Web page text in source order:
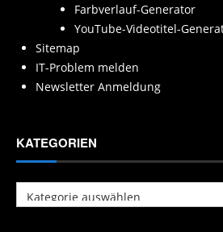
Farbverlauf-Generator
YouTube-Videotitel-
Sitemap
IT-Problem melden
Newsletter Anmeldung
KATEGORIEN
Kategorien